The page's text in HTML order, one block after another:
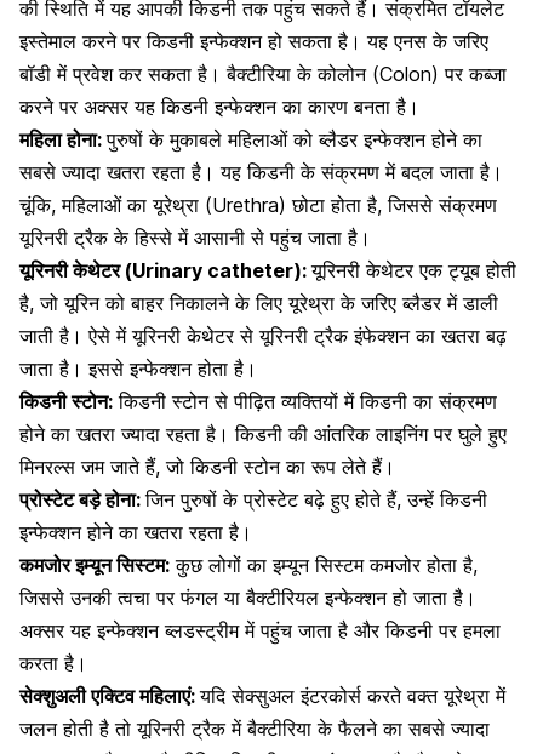
की स्थिति में यह आपकी किडनी तक पहुंच सकते हैं। संक्रमित टॉयलेट
इस्तेमाल करने पर किडनी इन्फेक्शन हो सकता है। यह एनस के जरिए
बॉडी में प्रवेश कर सकता है। बैक्टीरिया के कोलोन (Colon) पर कब्जा
करने पर अक्सर यह किडनी इन्फेक्शन का कारण बनता है।
महिला होना:पुरुषों के मुकाबले महिलाओं को ब्लैडर इन्फेक्शन होने का
सबसे ज्यादा खतरा रहता है। यह किडनी के संक्रमण में बदल जाता है।
चूंकि, महिलाओं का यूरेथ्रा (Urethra) छोटा होता है, जिससे संक्रमण
यूरिनरी ट्रैक के हिस्से में आसानी से पहुंच जाता है।
यूरिनरी केथेटर (Urinary catheter):यूरिनरी केथेटर एक ट्यूब होती
है, जो यूरिन को बाहर निकालने के लिए यूरेथ्रा के जरिए ब्लैडर में डाली
जाती है। ऐसे में यूरिनरी केथेटर से यूरिनरी ट्रैक इंफेक्शन का खतरा बढ़
जाता है। इससे इन्फेक्शन होता है।
किडनी स्टोन: किडनी स्टोन से पीढ़ित व्यक्तियों में किडनी का संक्रमण
होने का खतरा ज्यादा रहता है। किडनी की आंतरिक लाइनिंग पर घुले हुए
मिनरल्स जम जाते हैं, जो किडनी स्टोन का रूप लेते हैं।
प्रोस्टेट बड़े होना:जिनपुरुषों के प्रोस्टेट बढ़े हुए होते हैं, उन्हें किडनी
इन्फेक्शन होने का खतरा रहता है।
कमजोर इम्यून सिस्टम: कुछ लोगों काइम्यून सिस्टम कमजोरहोता है,
जिससे उनकी त्वचा पर फंगल या बैक्टीरियल इन्फेक्शन हो जाता है।
अक्सर यह इन्फेक्शन ब्लडस्ट्रीम में पहुंच जाता है और किडनी पर हमला
करता है।
सेक्शुअली एक्टिव महिलाएं:यदि सेक्सुअल इंटरकोर्स करते वक्त यूरेथ्रा में
जलन होती है तो यूरिनरी ट्रैक में बैक्टीरिया के फैलने का सबसे ज्यादा